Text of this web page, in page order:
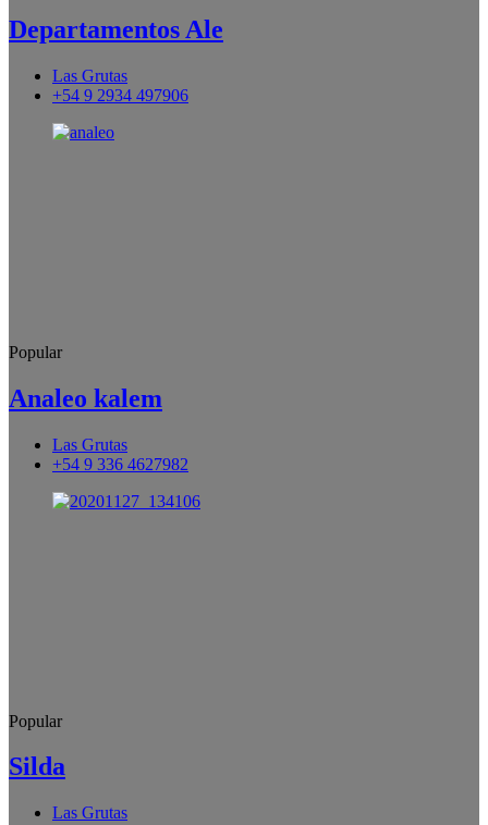
Departamentos Ale
Las Grutas
+54 9 2934 497906
Popular
Analeo kalem
Las Grutas
+54 9 336 4627982
Popular
Silda
Las Grutas